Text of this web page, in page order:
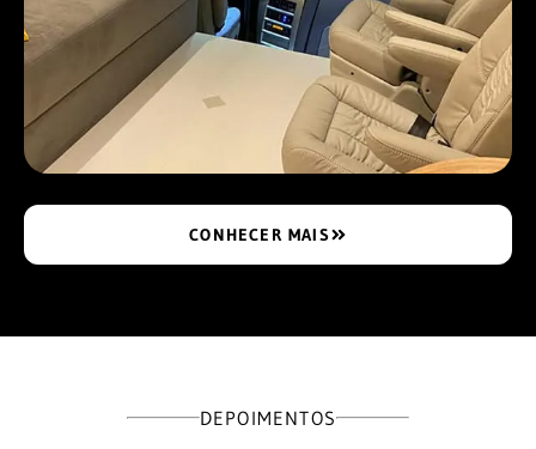
CONHECER MAIS
DEPOIMENTOS